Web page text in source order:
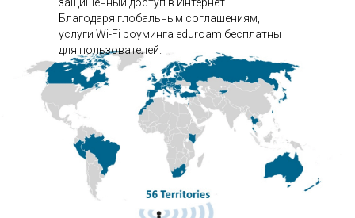
Благодаря глобальным соглашениям,
услуги Wi-Fi роуминга eduroam бесплатны
для пользователей.